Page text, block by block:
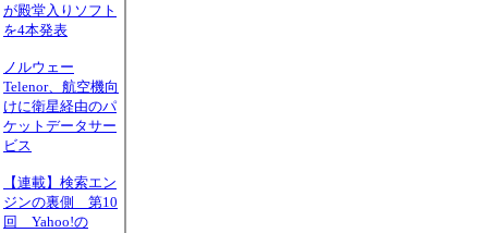
が殿堂入りソフト
を4本発表
ノルウェー
Telenor、航空機向
けに衛星経由のパ
ケットデータサー
ビス
【連載】検索エン
ジンの裏側 第10
回 Yahoo!の